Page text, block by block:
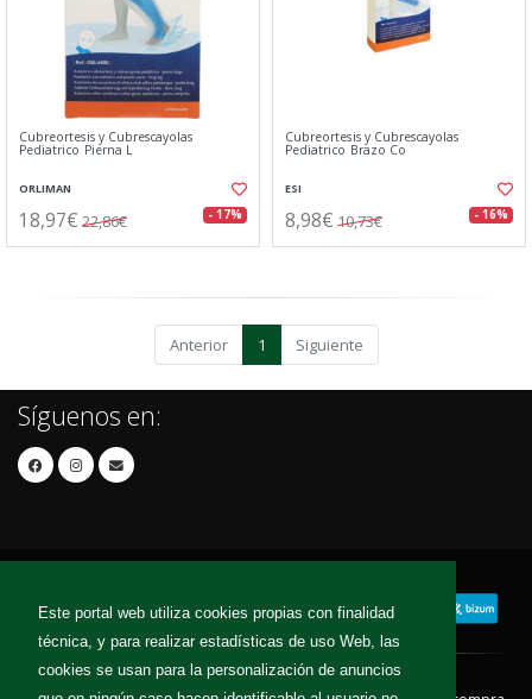
Este portal web utiliza cookies propias con finalidad
técnica, y para realizar estadísticas de uso Web, las
cookies se usan para la personalización de anuncios
Cubreortesis y Cubrescayolas
Pediatrico Pierna L
ORLIMAN
18,97€ 22,86€ - 17%
Cubreortesis y Cubrescayolas
Pediatrico Brazo Co
ESI
8,98€ 10,73€ - 16%
Anterior 1 Siguiente
Síguenos en: